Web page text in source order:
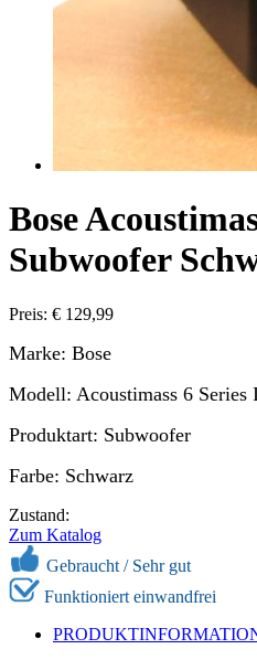
Bose
Subwoofer
Preis: € 129,99
Marke: Bose
Modell: Acoustimass 6 Series
Produktart: Subwoofer
Farbe: Schwarz
Zustand:
Zum Katalog
Gebraucht / Sehr gut
Funktioniert einwandfrei